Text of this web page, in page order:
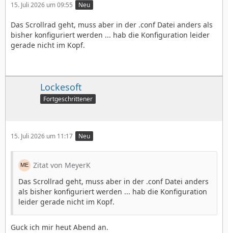
15. Juli 2026 um 09:55 Neu
Das Scrollrad geht, muss aber in der .conf Datei anders als
bisher konfiguriert werden ... hab die Konfiguration leider
gerade nicht im Kopf.
Lockesoft
Fortgeschrittener
15. Juli 2026 um 11:17 Neu
Zitat von MeyerK
Das Scrollrad geht, muss aber in der .conf Datei anders
als bisher konfiguriert werden ... hab die Konfiguration
leider gerade nicht im Kopf.
Guck ich mir heut Abend an.